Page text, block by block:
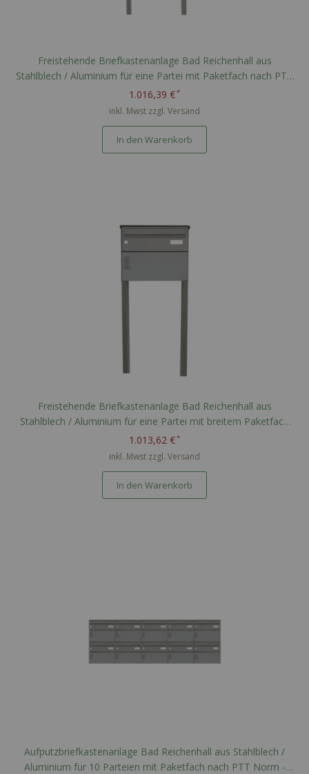
Freistehende Briefkastenanlage Bad Reichenhall aus
Stahlblech / Aluminium für eine Partei mit Paketfach nach PTT
Norm - RAL nach Wahl
1.016,39 €
inkl. Mwst zzgl. Versand
In den Warenkorb
Freistehende Briefkastenanlage Bad Reichenhall aus
Stahlblech / Aluminium für eine Partei mit breitem Paketfach
nach PTT Norm - RAL nach Wahl
1.013,62 €
inkl. Mwst zzgl. Versand
In den Warenkorb
Aufputzbriefkastenanlage Bad Reichenhall aus Stahlblech /
Aluminium für 10 Parteien mit Paketfach nach PTT Norm -